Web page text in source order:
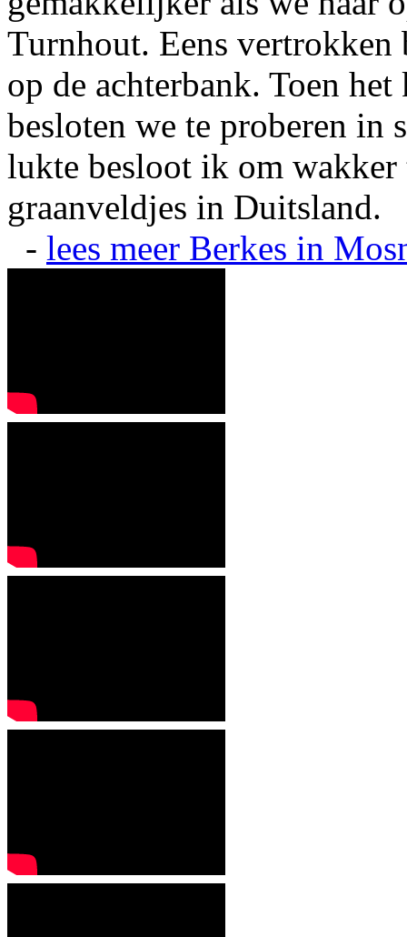
Turnhout. Eens vertrokken
op de achterbank. Toen
besloten we te proberen in
lukte besloot ik om
graanveldjes in Duitsland.
- lees meer Berkes in